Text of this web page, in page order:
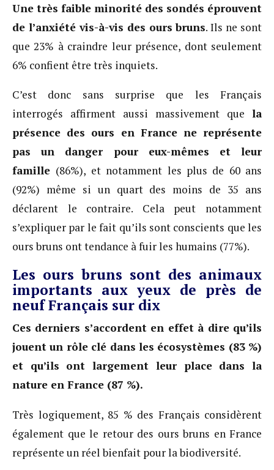
Une très faible minorité des sondés éprouvent
de l’anxiété vis-à-vis des ours bruns. Ils ne sont
que 23% à craindre leur présence, dont seulement
6% confient être très inquiets.
C’est donc sans surprise que les Français
interrogés affirment aussi massivement que la
présence des ours en France ne représente
pas un danger pour eux-mêmes et leur
famille (86%), et notamment les plus de 60 ans
(92%) même si un quart des moins de 35 ans
déclarent le contraire. Cela peut notamment
s’expliquer par le fait qu’ils sont conscients que les
ours bruns ont tendance à fuir les humains (77%).
Les ours bruns sont des animaux
importants aux yeux de près de
neuf Français sur dix
Ces derniers s’accordent en effet à dire qu’ils
jouent un rôle clé dans les écosystèmes (83 %)
et qu’ils ont largement leur place dans la
nature en France (87 %).
Très logiquement, 85 % des Français considèrent
également que le retour des ours bruns en France
représente un réel bienfait pour la biodiversité.